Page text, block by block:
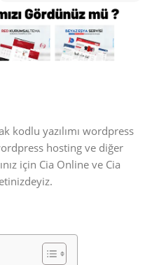
kodlu yazılımı wordpress
hosting ve diğer
için Cia Online ve Cia